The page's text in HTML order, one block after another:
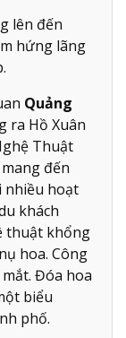
lên đến
hứng lãng
Quảng
ra Hồ Xuân
Thuật
đến
nhiều hoạt
khách
thuật khổng
hoa. Công
Đóa hoa
biểu
phố.